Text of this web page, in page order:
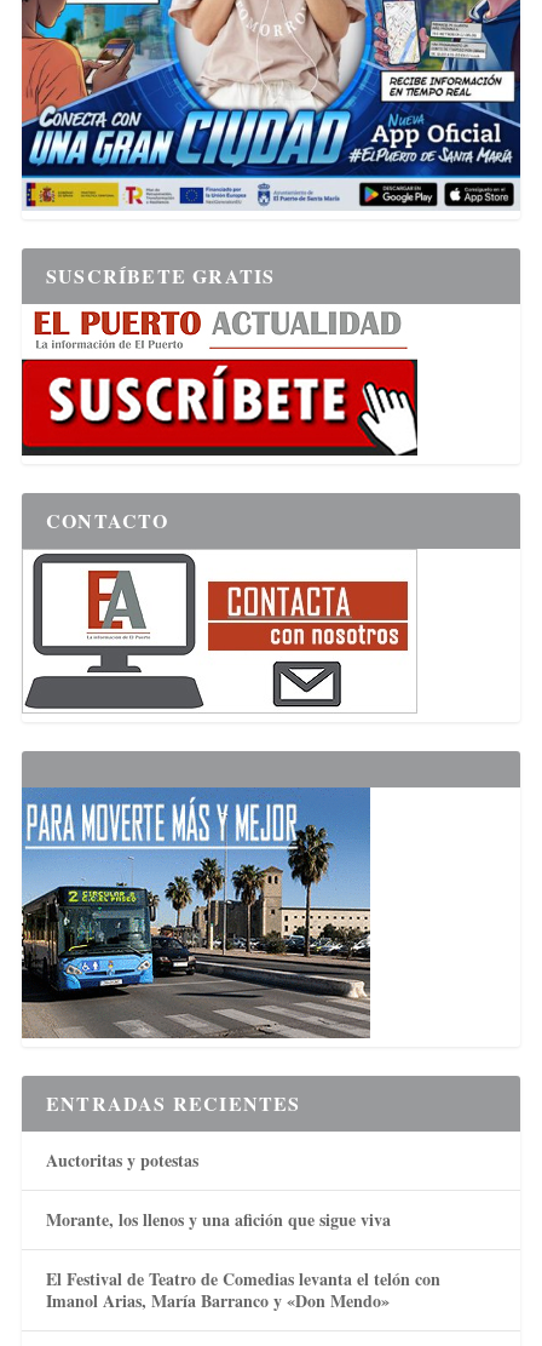
SUSCRÍBETE GRATIS
CONTACTO
ENTRADAS RECIENTES
Auctoritas y potestas
Morante, los llenos y una afición que sigue viva
El Festival de Teatro de Comedias levanta el telón con
Imanol Arias, María Barranco y «Don Mendo»